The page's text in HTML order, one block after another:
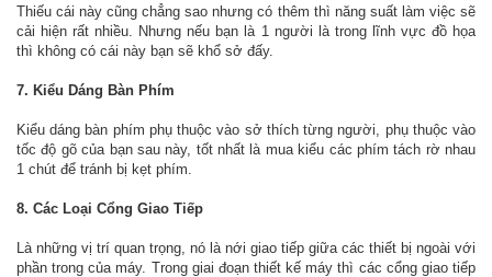
Thiếu cái này cũng chẳng sao nhưng có thêm thì năng suất làm việc sẽ
cải hiện rất nhiều. Nhưng nếu bạn là 1 người là trong lĩnh vực đồ họa
thì không có cái này bạn sẽ khổ sở đấy.
7. Kiểu Dáng Bàn Phím
Kiểu dáng bàn phím phụ thuộc vào sở thích từng người, phụ thuộc vào
tốc độ gõ của bạn sau này, tốt nhất là mua kiểu các phím tách rờ nhau
1 chút để tránh bị kẹt phím.
8. Các Loại Cổng Giao Tiếp
Là những vị trí quan trọng, nó là nới giao tiếp giữa các thiết bị ngoài với
phần trong của máy. Trong giai đoạn thiết kế máy thì các cổng giao tiếp